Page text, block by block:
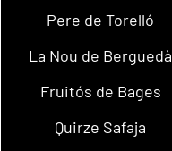
Pere de Torelló
La Nou de Berguedà
Fruitós de Bages
Quirze Safaja